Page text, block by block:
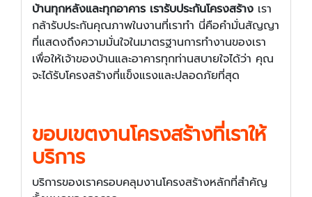
บ้านทุกหลังและทุกอาคาร เรารับประกันโครงสร้าง เรา
กล้ารับประกันคุณภาพในงานที่เราทำ นี่คือคำมั่นสัญญา
ที่แสดงถึงความมั่นใจในมาตรฐานการทำงานของเรา
เพื่อให้เจ้าของบ้านและอาคารทุกท่านสบายใจได้ว่า คุณ
จะได้รับโครงสร้างที่แข็งแรงและปลอดภัยที่สุด
ขอบเขตงานโครงสร้างที่เราให้
บริการ
บริการของเราครอบคลุมงานโครงสร้างหลักที่สำคัญ